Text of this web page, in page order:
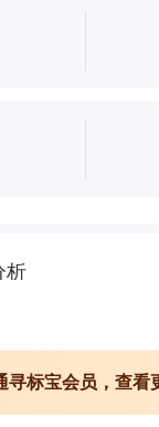
析
寻标宝会员，查看